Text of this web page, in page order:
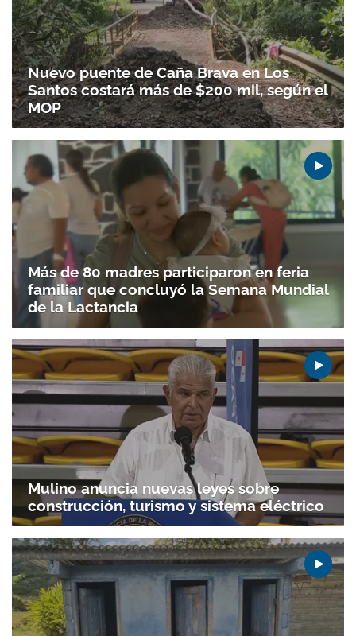
Nuevo puente de Caña Brava en Los
Santos costará más de $200 mil, según el
MOP
Más de 80 madres participaron en feria
familiar que concluyó la Semana Mundial
de la Lactancia
Mulino anuncia nuevas leyes sobre
construcción, turismo y sistema eléctrico